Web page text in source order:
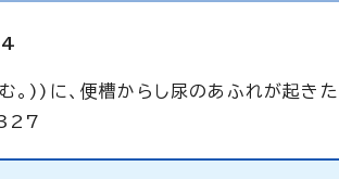
))に、便槽からし尿のあふれが起きた